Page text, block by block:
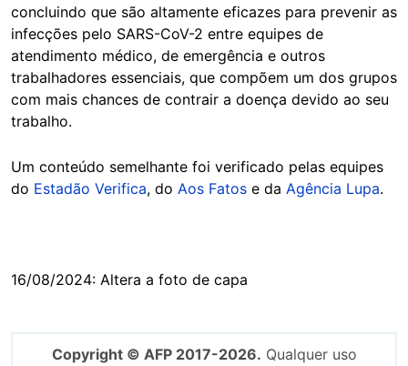
concluindo que são altamente eficazes para prevenir as
infecções pelo SARS-CoV-2 entre equipes de
atendimento médico, de emergência e outros
trabalhadores essenciais, que compõem um dos grupos
com mais chances de contrair a doença devido ao seu
trabalho.
Um conteúdo semelhante foi verificado pelas equipes
do Estadão Verifica, do Aos Fatos e da Agência Lupa.
16/08/2024: Altera a foto de capa
Copyright © AFP 2017-2026. Qualquer uso